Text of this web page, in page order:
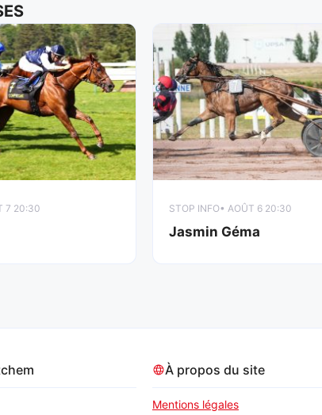
7 20:30 STOP INFO• AOÛT 6 20:30
Jasmin Géma
À propos du site
Mentions légales